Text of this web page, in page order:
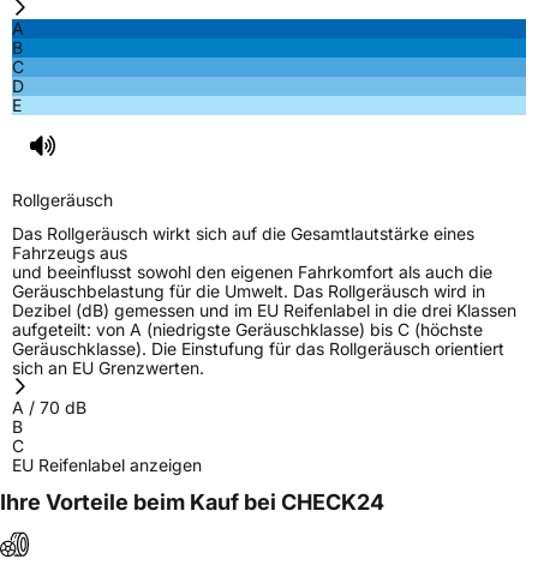
A
B
C
D
E
Rollgeräusch
Das Rollgeräusch wirkt sich auf die Gesamtlautstärke eines
Fahrzeugs aus
und beeinflusst sowohl den eigenen Fahrkomfort als auch die
Geräuschbelastung für die Umwelt. Das Rollgeräusch wird in
Dezibel (dB) gemessen und im EU Reifenlabel in die drei Klassen
aufgeteilt: von A (niedrigste Geräuschklasse) bis C (höchste
Geräuschklasse). Die Einstufung für das Rollgeräusch orientiert
sich an EU Grenzwerten.
A / 70 dB
B
C
EU Reifenlabel anzeigen
Ihre Vorteile beim Kauf bei CHECK24